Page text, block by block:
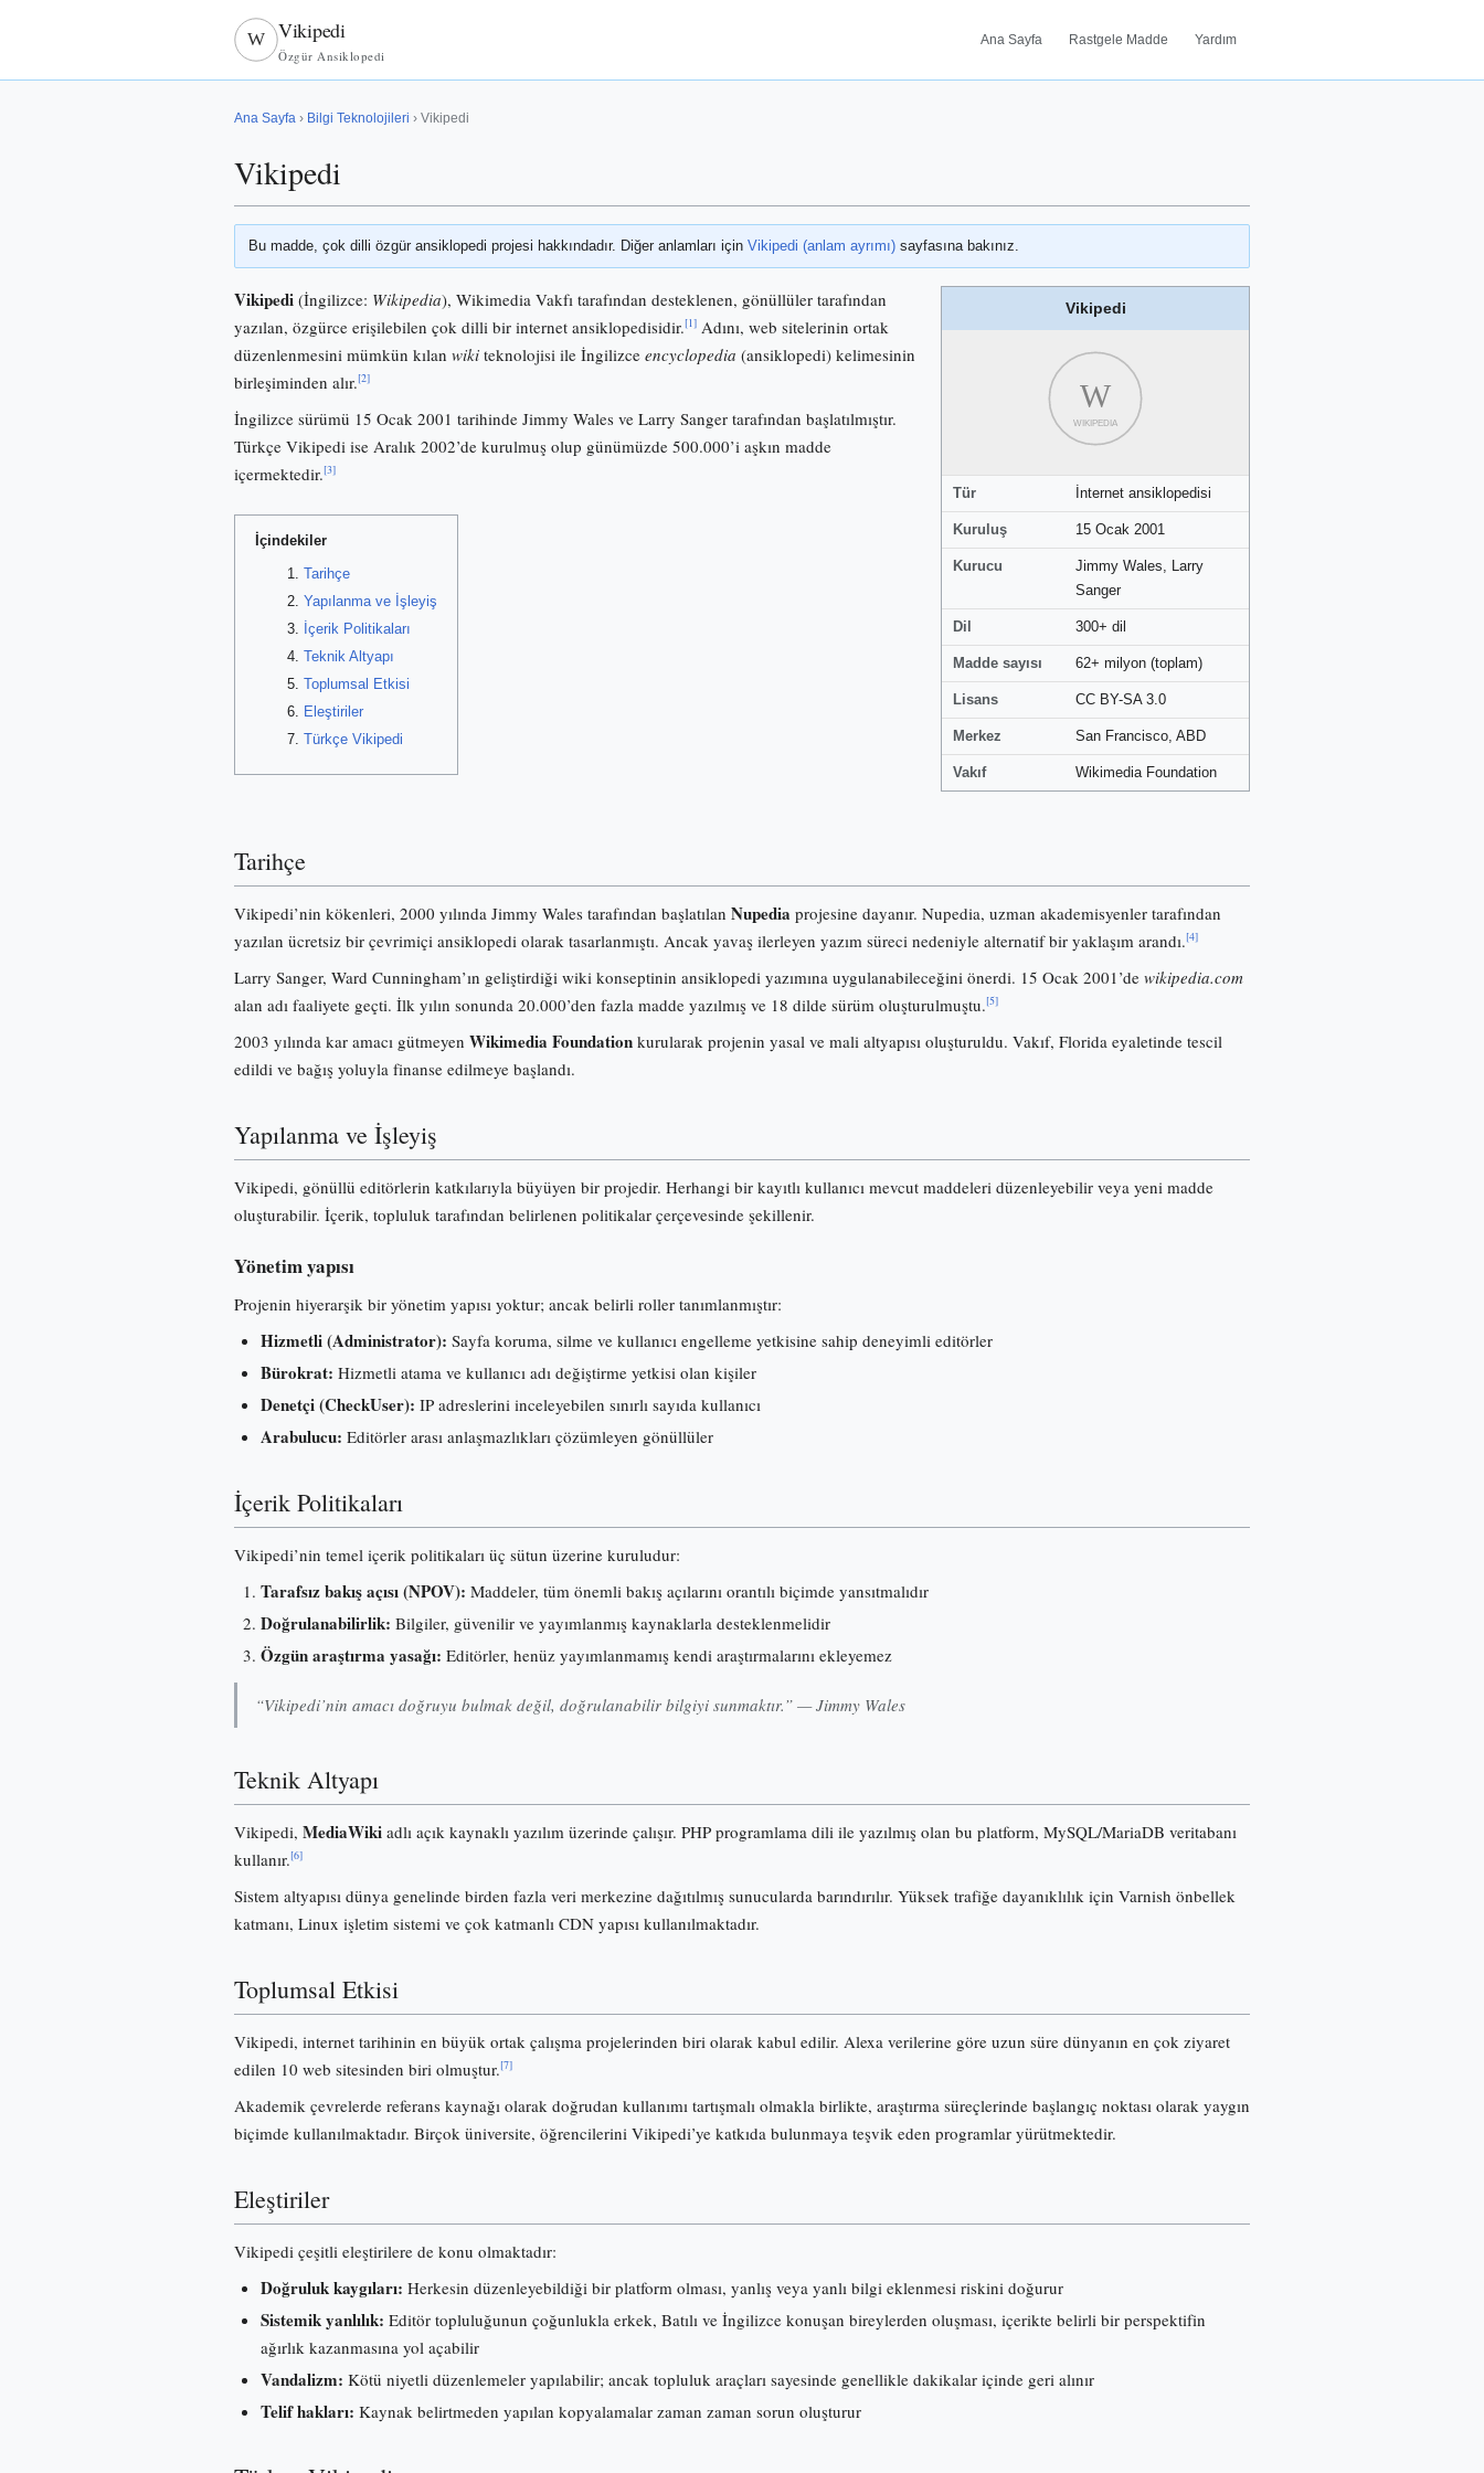
W Vikipedi
Özgür Ansiklopedi
Ana Sayfa Rastgele Madde Yardım
Ana Sayfa › Bilgi Teknolojileri › Vikipedi
Vikipedi
Bu madde, çok dilli özgür ansiklopedi projesi hakkındadır. Diğer anlamları için Vikipedi (anlam ayrımı) sayfasına bakınız.
Vikipedi
W
WIKIPEDIA
Tür İnternet ansiklopedisi
Kuruluş 15 Ocak 2001
Kurucu
Jimmy Wales, Larry
Sanger
Dil 300+ dil
Madde sayısı 62+ milyon (toplam)
Lisans CC BY-SA 3.0
Merkez San Francisco, ABD
Vakıf Wikimedia Foundation
Vikipedi (İngilizce: Wikipedia), Wikimedia Vakfı tarafından desteklenen, gönüllüler tarafından
yazılan, özgürce erişilebilen çok dilli bir internet ansiklopedisidir.[1] Adını, web sitelerinin ortak
düzenlenmesini mümkün kılan wiki teknolojisi ile İngilizce encyclopedia (ansiklopedi) kelimesinin
birleşiminden alır.[2]
İngilizce sürümü 15 Ocak 2001 tarihinde Jimmy Wales ve Larry Sanger tarafından başlatılmıştır.
Türkçe Vikipedi ise Aralık 2002’de kurulmuş olup günümüzde 500.000’i aşkın madde
içermektedir.[3]
İçindekiler
Tarihçe
Yapılanma ve İşleyiş
İçerik Politikaları
Teknik Altyapı
Toplumsal Etkisi
Eleştiriler
Türkçe Vikipedi
Tarihçe
Vikipedi’nin kökenleri, 2000 yılında Jimmy Wales tarafından başlatılan Nupedia projesine dayanır. Nupedia, uzman akademisyenler tarafından
yazılan ücretsiz bir çevrimiçi ansiklopedi olarak tasarlanmıştı. Ancak yavaş ilerleyen yazım süreci nedeniyle alternatif bir yaklaşım arandı.[4]
Larry Sanger, Ward Cunningham’ın geliştirdiği wiki konseptinin ansiklopedi yazımına uygulanabileceğini önerdi. 15 Ocak 2001’de wikipedia.com
alan adı faaliyete geçti. İlk yılın sonunda 20.000’den fazla madde yazılmış ve 18 dilde sürüm oluşturulmuştu.[5]
2003 yılında kar amacı gütmeyen Wikimedia Foundation kurularak projenin yasal ve mali altyapısı oluşturuldu. Vakıf, Florida eyaletinde tescil
edildi ve bağış yoluyla finanse edilmeye başlandı.
Yapılanma ve İşleyiş
Vikipedi, gönüllü editörlerin katkılarıyla büyüyen bir projedir. Herhangi bir kayıtlı kullanıcı mevcut maddeleri düzenleyebilir veya yeni madde
oluşturabilir. İçerik, topluluk tarafından belirlenen politikalar çerçevesinde şekillenir.
Yönetim yapısı
Projenin hiyerarşik bir yönetim yapısı yoktur; ancak belirli roller tanımlanmıştır:
Hizmetli (Administrator): Sayfa koruma, silme ve kullanıcı engelleme yetkisine sahip deneyimli editörler
Bürokrat: Hizmetli atama ve kullanıcı adı değiştirme yetkisi olan kişiler
Denetçi (CheckUser): IP adreslerini inceleyebilen sınırlı sayıda kullanıcı
Arabulucu: Editörler arası anlaşmazlıkları çözümleyen gönüllüler
İçerik Politikaları
Vikipedi’nin temel içerik politikaları üç sütun üzerine kuruludur:
Tarafsız bakış açısı (NPOV): Maddeler, tüm önemli bakış açılarını orantılı biçimde yansıtmalıdır
Doğrulanabilirlik: Bilgiler, güvenilir ve yayımlanmış kaynaklarla desteklenmelidir
Özgün araştırma yasağı: Editörler, henüz yayımlanmamış kendi araştırmalarını ekleyemez
“Vikipedi’nin amacı doğruyu bulmak değil, doğrulanabilir bilgiyi sunmaktır.” — Jimmy Wales
Teknik Altyapı
Vikipedi, MediaWiki adlı açık kaynaklı yazılım üzerinde çalışır. PHP programlama dili ile yazılmış olan bu platform, MySQL/MariaDB veritabanı
kullanır.[6]
Sistem altyapısı dünya genelinde birden fazla veri merkezine dağıtılmış sunucularda barındırılır. Yüksek trafiğe dayanıklılık için Varnish önbellek
katmanı, Linux işletim sistemi ve çok katmanlı CDN yapısı kullanılmaktadır.
Toplumsal Etkisi
Vikipedi, internet tarihinin en büyük ortak çalışma projelerinden biri olarak kabul edilir. Alexa verilerine göre uzun süre dünyanın en çok ziyaret
edilen 10 web sitesinden biri olmuştur.[7]
Akademik çevrelerde referans kaynağı olarak doğrudan kullanımı tartışmalı olmakla birlikte, araştırma süreçlerinde başlangıç noktası olarak yaygın
biçimde kullanılmaktadır. Birçok üniversite, öğrencilerini Vikipedi’ye katkıda bulunmaya teşvik eden programlar yürütmektedir.
Eleştiriler
Vikipedi çeşitli eleştirilere de konu olmaktadır:
Doğruluk kaygıları: Herkesin düzenleyebildiği bir platform olması, yanlış veya yanlı bilgi eklenmesi riskini doğurur
Sistemik yanlılık: Editör topluluğunun çoğunlukla erkek, Batılı ve İngilizce konuşan bireylerden oluşması, içerikte belirli bir perspektifin
ağırlık kazanmasına yol açabilir
Vandalizm: Kötü niyetli düzenlemeler yapılabilir; ancak topluluk araçları sayesinde genellikle dakikalar içinde geri alınır
Telif hakları: Kaynak belirtmeden yapılan kopyalamalar zaman zaman sorun oluşturur